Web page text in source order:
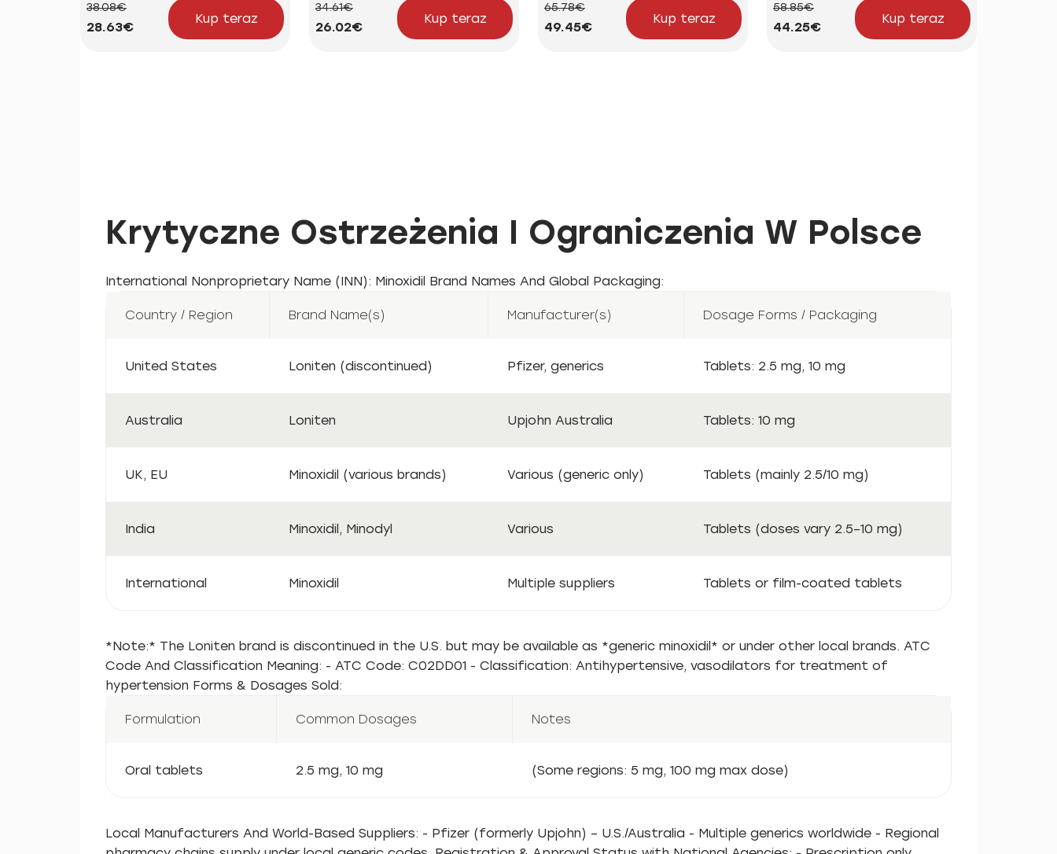
38.08€
28.63€
Kup teraz
34.61€
26.02€
Kup teraz
65.78€
49.45€
Kup teraz
58.85€
44.25€
Kup teraz
Krytyczne Ostrzeżenia I Ograniczenia W Polsce
International Nonproprietary Name (INN): Minoxidil Brand Names And Global Packaging:
Country / Region Brand Name(s) Manufacturer(s) Dosage Forms / Packaging
United States Loniten (discontinued) Pfizer, generics Tablets: 2.5 mg, 10 mg
Australia Loniten Upjohn Australia Tablets: 10 mg
UK, EU Minoxidil (various brands) Various (generic only) Tablets (mainly 2.5/10 mg)
India Minoxidil, Minodyl Various Tablets (doses vary 2.5–10 mg)
International Minoxidil Multiple suppliers Tablets or film-coated tablets
*Note:* The Loniten brand is discontinued in the U.S. but may be available as *generic minoxidil* or under other local brands. ATC
Code And Classification Meaning: - ATC Code: C02DD01 - Classification: Antihypertensive, vasodilators for treatment of
hypertension Forms & Dosages Sold:
Formulation Common Dosages Notes
Oral tablets 2.5 mg, 10 mg (Some regions: 5 mg, 100 mg max dose)
Local Manufacturers And World-Based Suppliers: - Pfizer (formerly Upjohn) – U.S./Australia - Multiple generics worldwide - Regional